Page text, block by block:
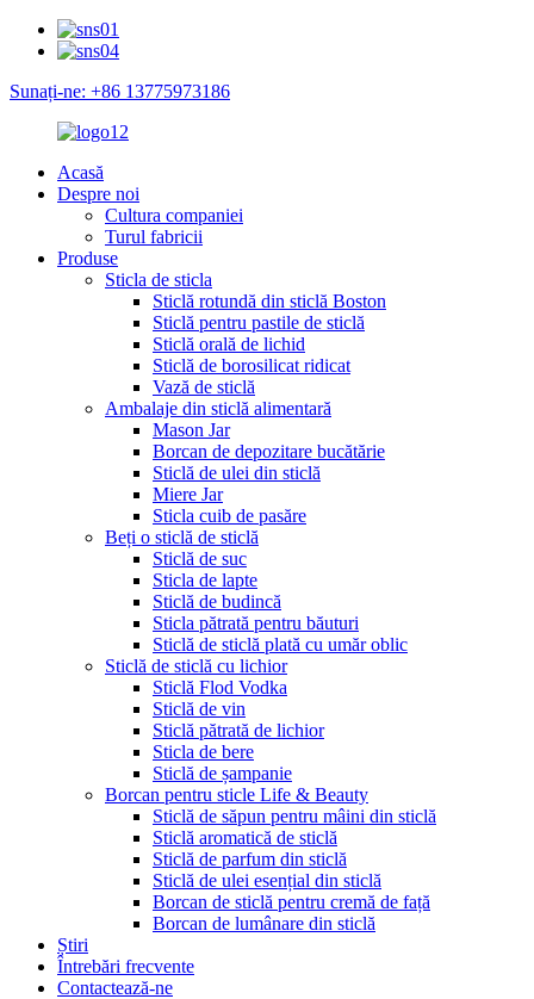
Sunați-ne: +86 13775973186
Acasă
Despre noi
Cultura companiei
Turul fabricii
Produse
Sticla de sticla
Sticlă rotundă din sticlă Boston
Sticlă pentru pastile de sticlă
Sticlă orală de lichid
Sticlă de borosilicat ridicat
Vază de sticlă
Ambalaje din sticlă alimentară
Mason Jar
Borcan de depozitare bucătărie
Sticlă de ulei din sticlă
Miere Jar
Sticla cuib de pasăre
Beți o sticlă de sticlă
Sticlă de suc
Sticla de lapte
Sticlă de budincă
Sticla pătrată pentru băuturi
Sticlă de sticlă plată cu umăr oblic
Sticlă de sticlă cu lichior
Sticlă Flod Vodka
Sticlă de vin
Sticlă pătrată de lichior
Sticla de bere
Sticlă de șampanie
Borcan pentru sticle Life & Beauty
Sticlă de săpun pentru mâini din sticlă
Sticlă aromatică de sticlă
Sticlă de parfum din sticlă
Sticlă de ulei esențial din sticlă
Borcan de sticlă pentru cremă de față
Borcan de lumânare din sticlă
Știri
Întrebări frecvente
Contactează-ne